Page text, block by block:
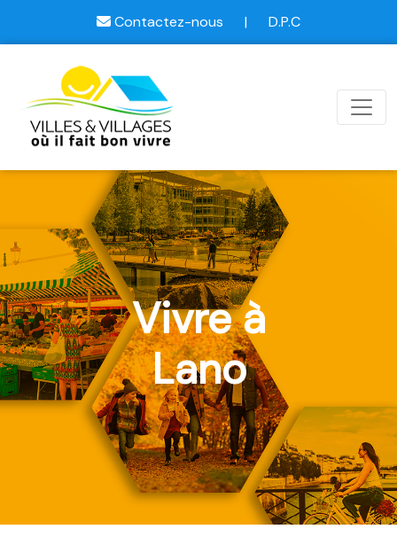
Contactez-nous | D.P.C
Vivre à
Lano